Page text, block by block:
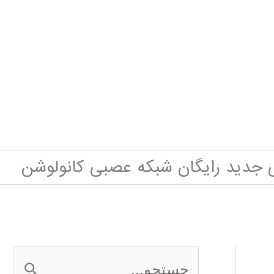
جدید رایگان شبکه عصبی کانولوشن